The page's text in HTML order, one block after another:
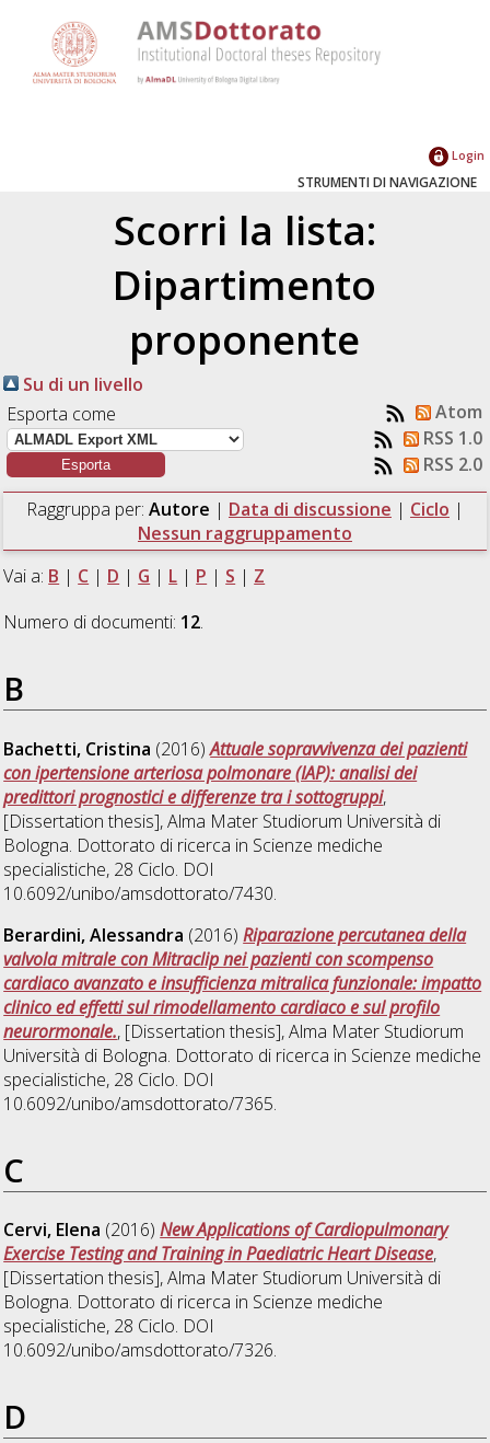
Login
STRUMENTI DI NAVIGAZIONE
Scorri la lista:
Dipartimento
proponente
Su di un livello
Esporta come
Atom
RSS 1.0
RSS 2.0
Raggruppa per: Autore | Data di discussione | Ciclo |
Nessun raggruppamento
Vai a: B | C | D | G | L | P | S | Z
Numero di documenti: 12.
B
Bachetti, Cristina (2016)Attuale sopravvivenza dei pazienti
con ipertensione arteriosa polmonare (IAP): analisi dei
predittori prognostici e differenze tra i sottogruppi,
[Dissertation thesis], Alma Mater Studiorum Università di
Bologna. Dottorato di ricerca in Scienze mediche
specialistiche, 28 Ciclo. DOI
10.6092/unibo/amsdottorato/7430.
Berardini, Alessandra (2016)Riparazione percutanea della
valvola mitrale con Mitraclip nei pazienti con scompenso
cardiaco avanzato e insufficienza mitralica funzionale: impatto
clinico ed effetti sul rimodellamento cardiaco e sul profilo
neurormonale., [Dissertation thesis], Alma Mater Studiorum
Università di Bologna. Dottorato di ricerca in Scienze mediche
specialistiche, 28 Ciclo. DOI
10.6092/unibo/amsdottorato/7365.
C
Cervi, Elena (2016)New Applications of Cardiopulmonary
Exercise Testing and Training in Paediatric Heart Disease,
[Dissertation thesis], Alma Mater Studiorum Università di
Bologna. Dottorato di ricerca in Scienze mediche
specialistiche, 28 Ciclo. DOI
10.6092/unibo/amsdottorato/7326.
D